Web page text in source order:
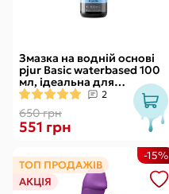
Змазка на водній основі
pjur Basic waterbased 100
мл, ідеальна для
новачків, найкраща ціна/
якість
2
650 грн
551 грн
ТОП ПРОДАЖІВ
АКЦІЯ
-15%